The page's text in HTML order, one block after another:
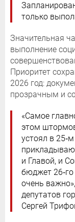
только
Значительная
выполнение
Приоритет
2026 год:
прозрачным и
«Самое
этом
устоял в
и Главой, и
бюджет
очень
депутатов
Сергей